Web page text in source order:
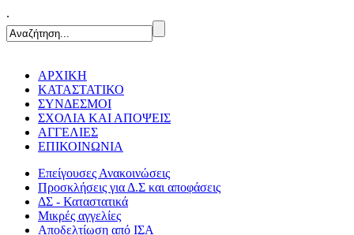
.
ΑΡΧΙΚΗ
ΚΑΤΑΣΤΑΤΙΚΟ
ΣΥΝΔΕΣΜΟΙ
ΣΧΟΛΙΑ ΚΑΙ ΑΠΟΨΕΙΣ
ΑΓΓΕΛΙΕΣ
ΕΠΙΚΟΙΝΩΝΙΑ
Επείγουσες Ανακοινώσεις
Προσκλήσεις για Δ.Σ και αποφάσεις
ΔΣ - Καταστατικά
Μικρές αγγελίες
Αποδελτίωση από ΙΣΑ